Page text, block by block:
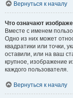
Вернуться к началу
Что означают
Вместе с именем
Одно из них может
квадратики или точки,
оставили, или на ваш
крупное, изображение
каждого пользователя.
Вернуться к началу